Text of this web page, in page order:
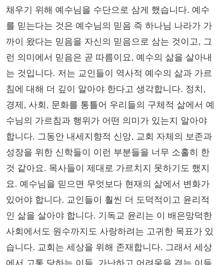
채우기 위해 예수님을 수단으로 삼게 했습니다. 예수
를 믿는다는 것은 예수님의 믿음 즉 하나님 나라가 가
까이 왔다는 믿음을 자신의 믿음으로 삼는 것이고, 그
런 의미에서 믿음은 곧 따름이요, 예수의 삶을 살아내
는 것입니다. 저는 교인들이 역사적 예수의 삶과 가르
침에 대해 더 깊이 알아야 한다고 생각합니다. 정치,
경제, 사회, 문화를 통틀어 우리들의 구체적 삶에서 예
수님의 가르침과 행위가 어떤 의미가 있는지 알아야
합니다. 그동안 내세지향적 신앙, 교회 자체의 보존과
성장을 위한 신학들이 이런 부분들을 너무 소홀히 한
것 같아요. 목사들이 제대로 가르치지 못하기도 했지
요. 예수님을 믿으면 무엇보다 현재의 삶에서 변화가
있어야 합니다. 교인들이 훨씬 더 도덕적이고 윤리적
인 삶을 살아야 합니다. 기독교 윤리는 이 배은망덕한
사회에서도 원수까지도 사랑하려는 고귀한 목표가 있
습니다. 교회는 세상을 위해 존재합니다. 그래서 세상